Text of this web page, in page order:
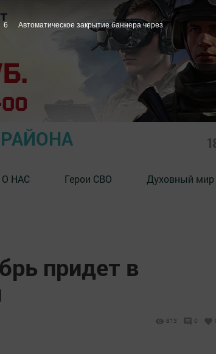
О НАС Герои СВО Духовный мир
придет в
813 0
5 Автоматическое закрытие баннера через